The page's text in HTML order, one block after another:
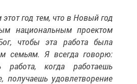
год тем, что в Новый год
национальным проектом
чтобы эта работа была
семьям. Я всегда говорю:
работа, когда работаешь
получаешь удовлетворение